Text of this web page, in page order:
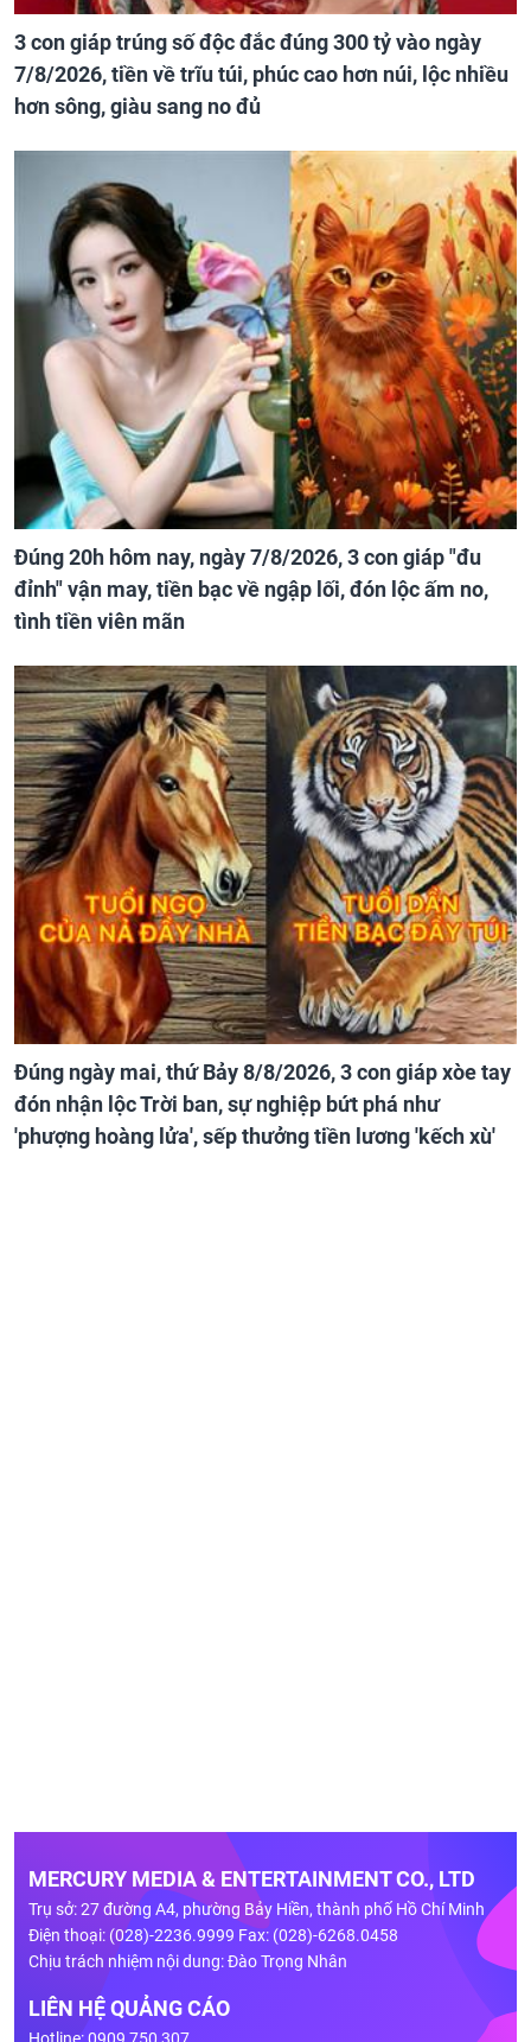
3 con giáp trúng số độc đắc đúng 300 tỷ vào ngày
7/8/2026, tiền về trĩu túi, phúc cao hơn núi, lộc nhiều
hơn sông, giàu sang no đủ
Đúng 20h hôm nay, ngày 7/8/2026, 3 con giáp "đu
đỉnh" vận may, tiền bạc về ngập lối, đón lộc ấm no,
tình tiền viên mãn
Đúng ngày mai, thứ Bảy 8/8/2026, 3 con giáp xòe tay
đón nhận lộc Trời ban, sự nghiệp bứt phá như
'phượng hoàng lửa', sếp thưởng tiền lương 'kếch xù'
MERCURY MEDIA & ENTERTAINMENT CO., LTD
Trụ sở: 27 đường A4, phường Bảy Hiền, thành phố Hồ Chí Minh
Điện thoại: (028)-2236.9999 Fax: (028)-6268.0458
Chịu trách nhiệm nội dung: Đào Trọng Nhân
LIÊN HỆ QUẢNG CÁO